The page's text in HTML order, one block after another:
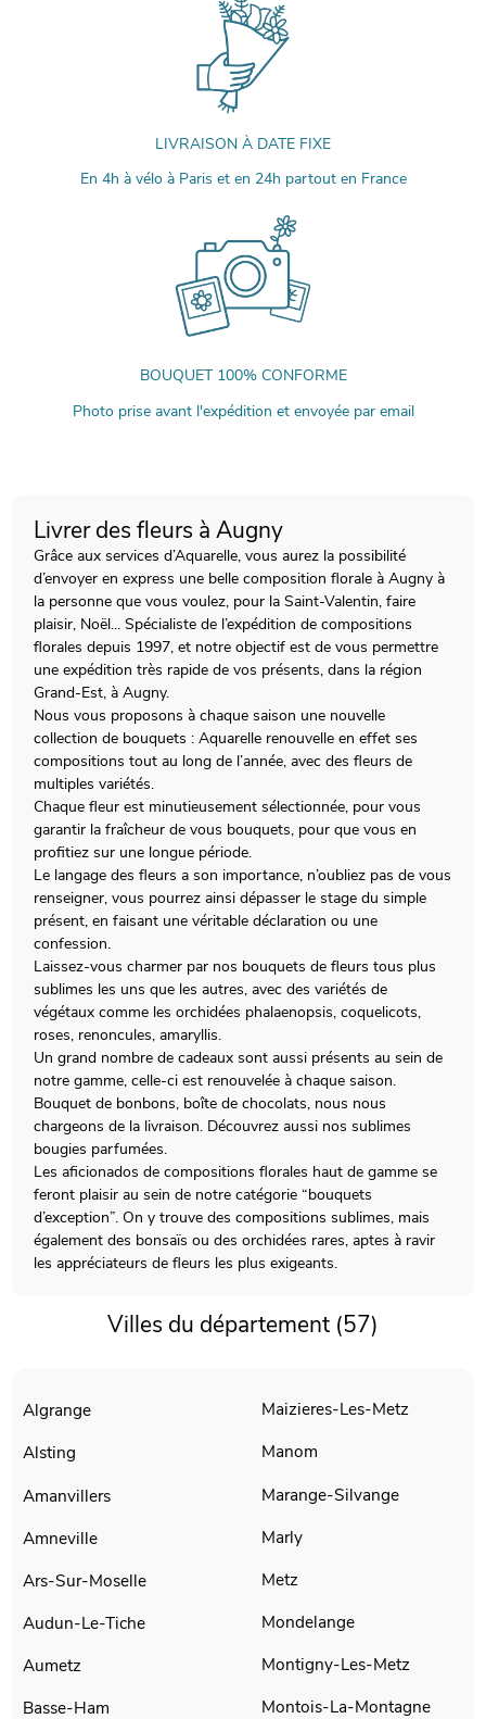
LIVRAISON À DATE FIXE
En 4h à vélo à Paris et en 24h partout en France
BOUQUET 100% CONFORME
Photo prise avant l'expédition et envoyée par email
Livrer des fleurs à Augny
Grâce aux services d’Aquarelle, vous aurez la possibilité
d’envoyer en express une belle composition florale à Augny à
la personne que vous voulez, pour la Saint-Valentin, faire
plaisir, Noël... Spécialiste de l’expédition de compositions
florales depuis 1997, et notre objectif est de vous permettre
une expédition très rapide de vos présents, dans la région
Grand-Est, à Augny.
Nous vous proposons à chaque saison une nouvelle
collection de bouquets : Aquarelle renouvelle en effet ses
compositions tout au long de l’année, avec des fleurs de
multiples variétés.
Chaque fleur est minutieusement sélectionnée, pour vous
garantir la fraîcheur de vous bouquets, pour que vous en
profitiez sur une longue période.
Le langage des fleurs a son importance, n’oubliez pas de vous
renseigner, vous pourrez ainsi dépasser le stage du simple
présent, en faisant une véritable déclaration ou une
confession.
Laissez-vous charmer par nos bouquets de fleurs tous plus
sublimes les uns que les autres, avec des variétés de
végétaux comme les orchidées phalaenopsis, coquelicots,
roses, renoncules, amaryllis.
Un grand nombre de cadeaux sont aussi présents au sein de
notre gamme, celle-ci est renouvelée à chaque saison.
Bouquet de bonbons, boîte de chocolats, nous nous
chargeons de la livraison. Découvrez aussi nos sublimes
bougies parfumées.
Les aficionados de compositions florales haut de gamme se
feront plaisir au sein de notre catégorie “bouquets
d’exception”. On y trouve des compositions sublimes, mais
également des bonsaïs ou des orchidées rares, aptes à ravir
les appréciateurs de fleurs les plus exigeants.
Villes du département (57)
Algrange
Alsting
Amanvillers
Amneville
Ars-Sur-Moselle
Audun-Le-Tiche
Aumetz
Basse-Ham
Maizieres-Les-Metz
Manom
Marange-Silvange
Marly
Metz
Mondelange
Montigny-Les-Metz
Montois-La-Montagne